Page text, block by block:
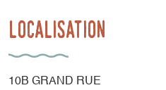
Localisation
10B GRAND RUE